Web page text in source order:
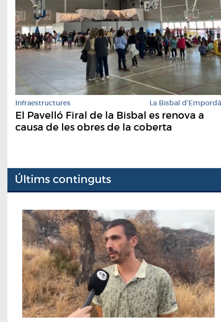
Infraestructures La Bisbal d'Empordà
El Pavelló Firal de la Bisbal es renova a
causa de les obres de la coberta
Últims continguts